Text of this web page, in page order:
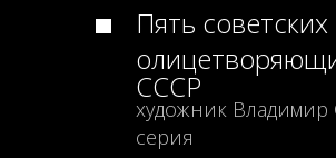
Пять
СССР
художник Владимир
серия